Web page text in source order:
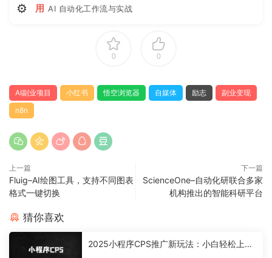
⚙ 用 AI 自动化工作流与实战
0 0
AI副业项目 小红书 悟空浏览器 自媒体 励志
副业变现
n8n
上一篇
Fluig–AI绘图工具，支持不同图表
格式一键切换
下一篇
ScienceOne–自动化研联合多家
机构推出的智能科研平台
猜你喜欢
2025小程序CPS推广新玩法：小白轻松上